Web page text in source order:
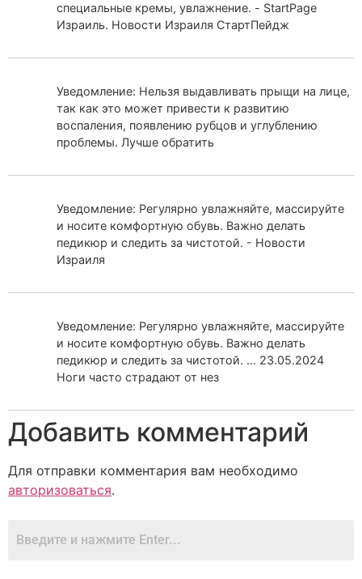
специальные кремы, увлажнение. - StartPage
Израиль. Новости Израиля СтартПейдж
Уведомление: Нельзя выдавливать прыщи на лице,
так как это может привести к развитию
воспаления, появлению рубцов и углублению
проблемы. Лучше обратить
Уведомление: Регулярно увлажняйте, массируйте
и носите комфортную обувь. Важно делать
педикюр и следить за чистотой. - Новости
Израиля
Уведомление: Регулярно увлажняйте, массируйте
и носите комфортную обувь. Важно делать
педикюр и следить за чистотой. ... 23.05.2024
Ноги часто страдают от нез
Добавить комментарий
Для отправки комментария вам необходимо
авторизоваться.